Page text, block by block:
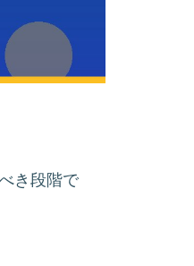
き段階で